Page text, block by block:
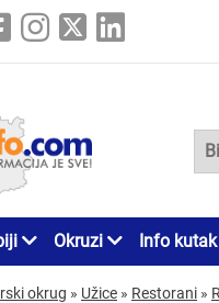
Okruzi Info kutak
okrug » Užice » Restorani »